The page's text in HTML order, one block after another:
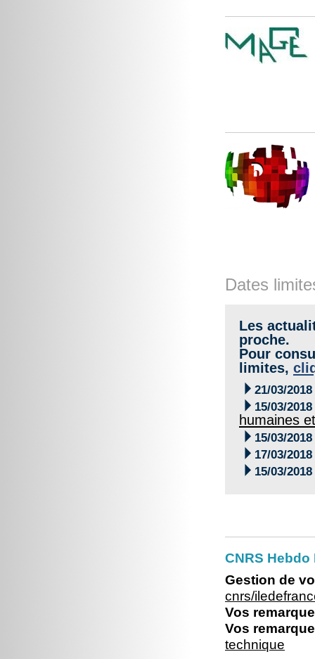
Dates
Les
proche.
Pour
limites,
 21/03/2018
 15/03/2018
humaines
 15/03/2018
 17/03/2018
 15/03/2018
CNRS
Gestion de
cnrs/
Vos
Vos
technique